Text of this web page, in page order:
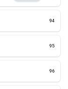
94
95
96